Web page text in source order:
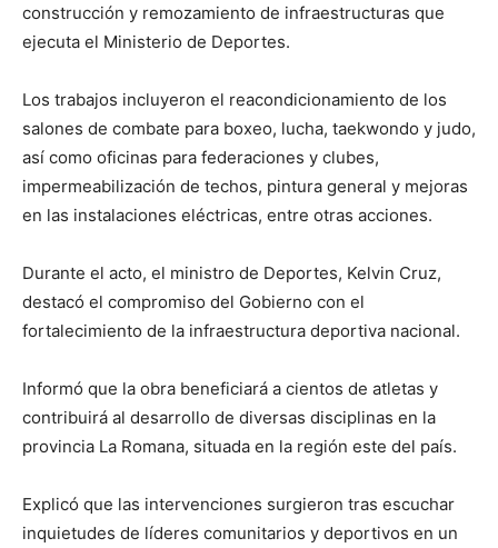
construcción y remozamiento de infraestructuras que
ejecuta el Ministerio de Deportes.
Los trabajos incluyeron el reacondicionamiento de los
salones de combate para boxeo, lucha, taekwondo y judo,
así como oficinas para federaciones y clubes,
impermeabilización de techos, pintura general y mejoras
en las instalaciones eléctricas, entre otras acciones.
Durante el acto, el ministro de Deportes, Kelvin Cruz,
destacó el compromiso del Gobierno con el
fortalecimiento de la infraestructura deportiva nacional.
Informó que la obra beneficiará a cientos de atletas y
contribuirá al desarrollo de diversas disciplinas en la
provincia La Romana, situada en la región este del país.
Explicó que las intervenciones surgieron tras escuchar
inquietudes de líderes comunitarios y deportivos en un